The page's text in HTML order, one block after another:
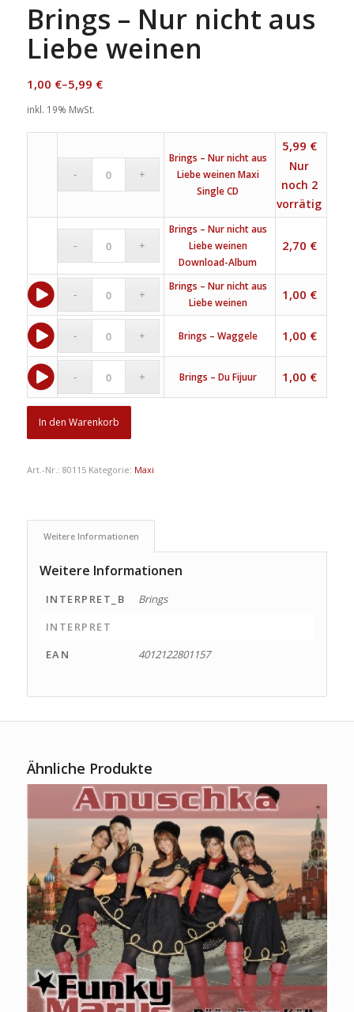
Brings – Nur nicht aus
Liebe weinen
1,00 €–5,99 €
inkl. 19% MwSt.
Brings – Nur nicht aus
Liebe weinen Maxi
Single CD
5,99 €
Nur
noch 2
vorrätig
Brings – Nur nicht aus
Liebe weinen
Download-Album
2,70 €
Brings – Nur nicht aus
Liebe weinen
1,00 €
Brings – Waggele 1,00 €
Brings – Du Fijuur 1,00 €
In den Warenkorb
Art.-Nr.: 80115 Kategorie: Maxi
Weitere Informationen
Weitere Informationen
INTERPRET_B
Brings
INTERPRET
EAN
4012122801157
Ähnliche Produkte